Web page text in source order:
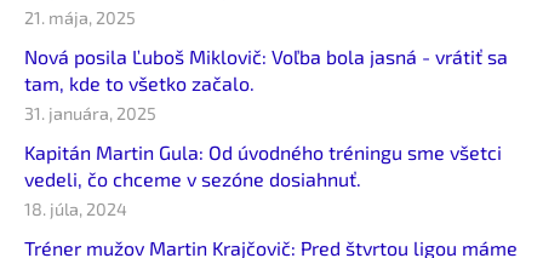
21. mája, 2025
Nová posila Ľuboš Miklovič: Voľba bola jasná - vrátiť sa
tam, kde to všetko začalo.
31. januára, 2025
Kapitán Martin Gula: Od úvodného tréningu sme všetci
vedeli, čo chceme v sezóne dosiahnuť.
18. júla, 2024
Tréner mužov Martin Krajčovič: Pred štvrtou ligou máme